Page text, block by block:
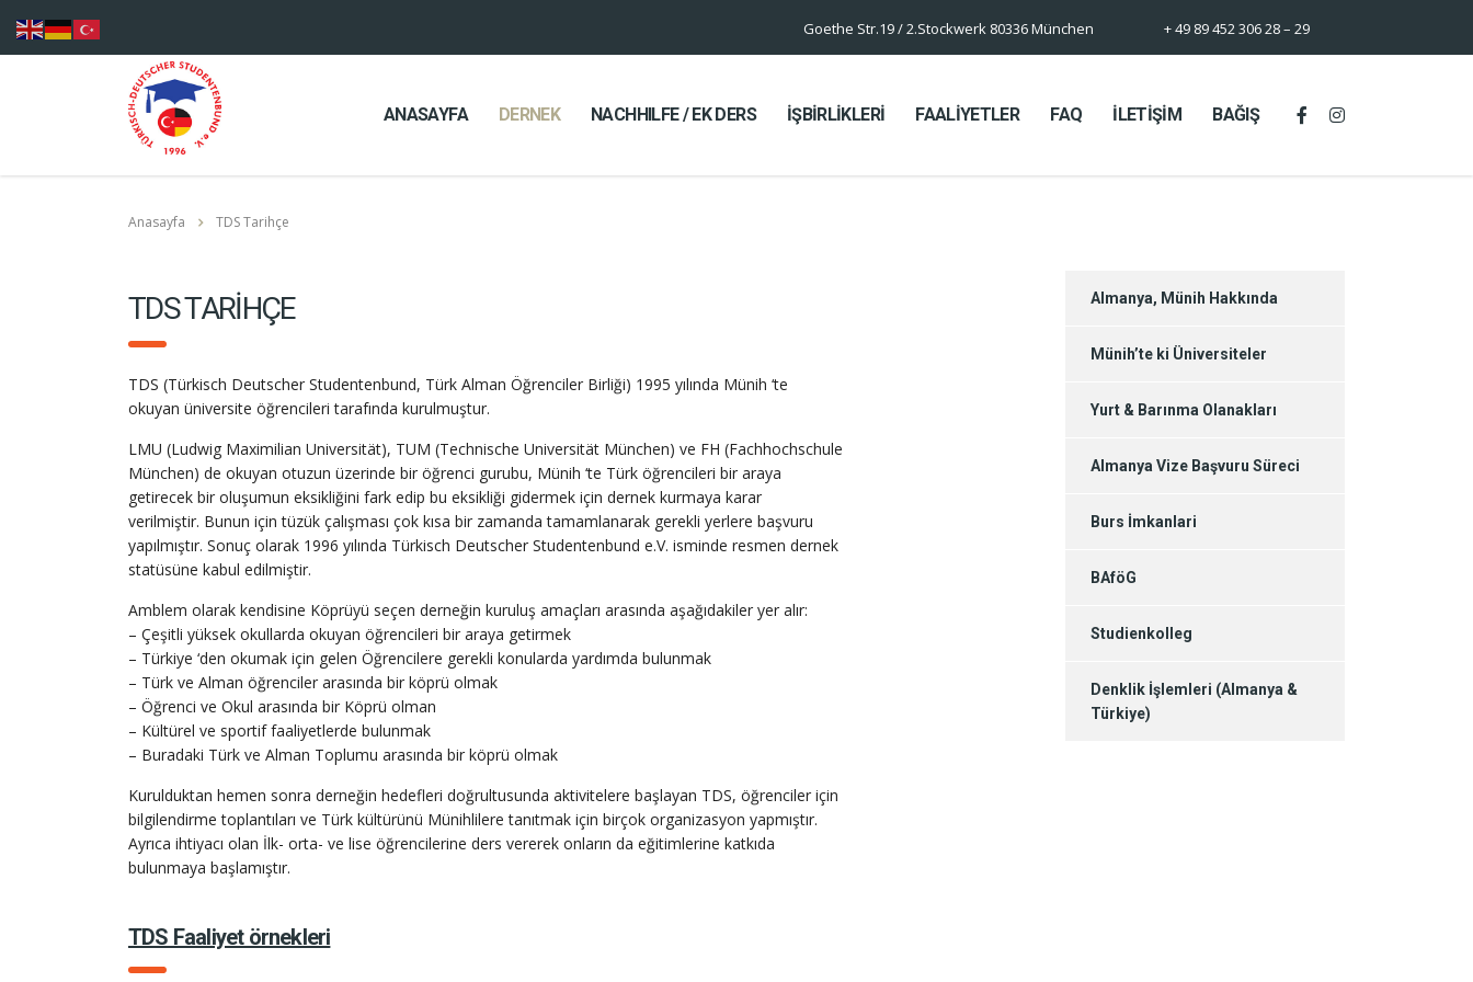
Goethe Str.19 / 2.Stockwerk 80336 München + 49 89 452 306 28 – 29
ANASAYFA DERNEK NACHHILFE / EK DERS İŞBİRLİKLERİ FAALİYETLER FAQ İLETİŞİM BAĞIŞ
Anasayfa TDS Tarihçe
TDS TARİHÇE
TDS (Türkisch Deutscher Studentenbund, Türk Alman Öğrenciler Birliği) 1995 yılında Münih ‘te
okuyan üniversite öğrencileri tarafında kurulmuştur.
LMU (Ludwig Maximilian Universität), TUM (Technische Universität München) ve FH (Fachhochschule
München) de okuyan otuzun üzerinde bir öğrenci gurubu, Münih ‘te Türk öğrencileri bir araya
getirecek bir oluşumun eksikliğini fark edip bu eksikliği gidermek için dernek kurmaya karar
verilmiştir. Bunun için tüzük çalışması çok kısa bir zamanda tamamlanarak gerekli yerlere başvuru
yapılmıştır. Sonuç olarak 1996 yılında Türkisch Deutscher Studentenbund e.V. isminde resmen dernek
statüsüne kabul edilmiştir.
Amblem olarak kendisine Köprüyü seçen derneğin kuruluş amaçları arasında aşağıdakiler yer alır:
– Çeşitli yüksek okullarda okuyan öğrencileri bir araya getirmek
– Türkiye ‘den okumak için gelen Öğrencilere gerekli konularda yardımda bulunmak
– Türk ve Alman öğrenciler arasında bir köprü olmak
– Öğrenci ve Okul arasında bir Köprü olman
– Kültürel ve sportif faaliyetlerde bulunmak
– Buradaki Türk ve Alman Toplumu arasında bir köprü olmak
Kurulduktan hemen sonra derneğin hedefleri doğrultusunda aktivitelere başlayan TDS, öğrenciler için
bilgilendirme toplantıları ve Türk kültürünü Münihlilere tanıtmak için birçok organizasyon yapmıştır.
Ayrıca ihtiyacı olan İlk- orta- ve lise öğrencilerine ders vererek onların da eğitimlerine katkıda
bulunmaya başlamıştır.
TDS Faaliyet örnekleri
Almanya, Münih Hakkında
Münih’te ki Üniversiteler
Yurt & Barınma Olanakları
Almanya Vize Başvuru Süreci
Burs İmkanlari
BAföG
Studienkolleg
Denklik İşlemleri (Almanya &
Türkiye)